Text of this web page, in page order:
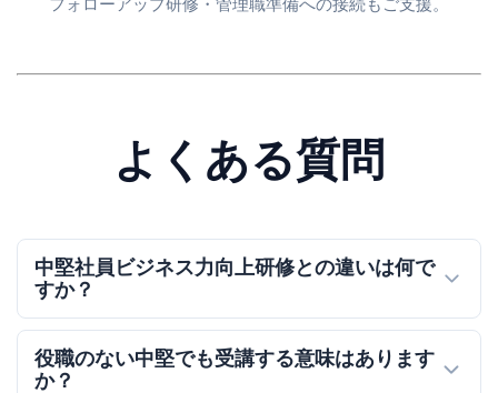
よくある質問
中堅社員ビジネス力向上研修との違いは何で
すか？
役職のない中堅でも受講する意味はあります
か？